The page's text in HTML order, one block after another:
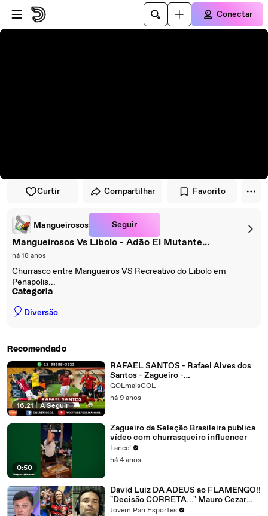
Pular para o player
Ir para o conteúdo principal
Conectar
Curtir Compartilhar Favorito
Mangueirosos Seguir
Mangueirosos Vs Libolo - Adão El Mutante...
há 18 anos
Churrasco entre Mangueiros VS Recreativo do Libolo em
Penapolis...
Categoria
🎈 Diversão
Recomendado
16:21 | A Seguir
RAFAEL SANTOS - Rafael Alves dos
Santos - Zagueiro -
www.golmaisgol.com.br
GOLmaisGOL
há 9 anos
0:50
Zagueiro da Seleção Brasileira publica
vídeo com churrasqueiro influencer
Lance!
há 4 anos
David Luiz DÁ ADEUS ao FLAMENGO!!
"Decisão CORRETA..." Mauro Cezar
comenta SAÍDA de zagueiro.
Jovem Pan Esportes